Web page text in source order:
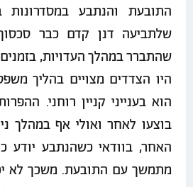
התובעת והנתבע
שלתביעה דנן קדם כבר
שהתברר במהלך העדויות,
היו הצדדים מצויים בהליך
הוא בענייני קניין רוחני.
בוצעו לאחר ואולי אף במהלך
האחר, בוודאי כשהנתבע יודע
מתמשך עם התובעת. משכך לא